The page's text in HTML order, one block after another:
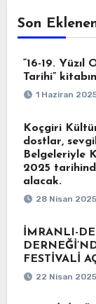
Son
“16-19.
Tarihi”
1 Haziran
Koçgiri
dostlar,
Belgeleriyle
2025
alacak.
28 Nisan 2025
İMRANLI-
FESTİVALİ
22 Nisan 2025